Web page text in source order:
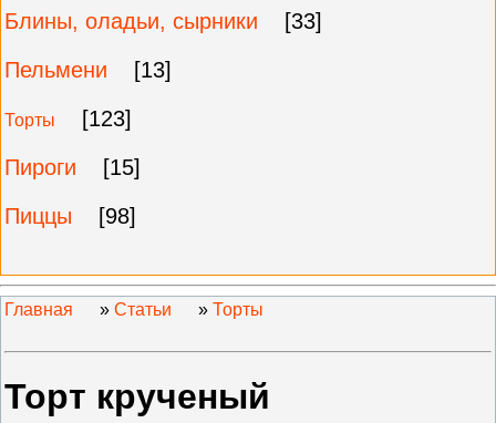
Блины, оладьи, сырники
[33]
Пельмени
[13]
Торты
[123]
Пироги
[15]
Пиццы
[98]
Главная » Статьи » Торты
Торт крученый